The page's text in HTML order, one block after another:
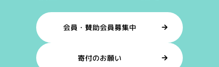
会員・賛助会員募集中
寄付のお願い